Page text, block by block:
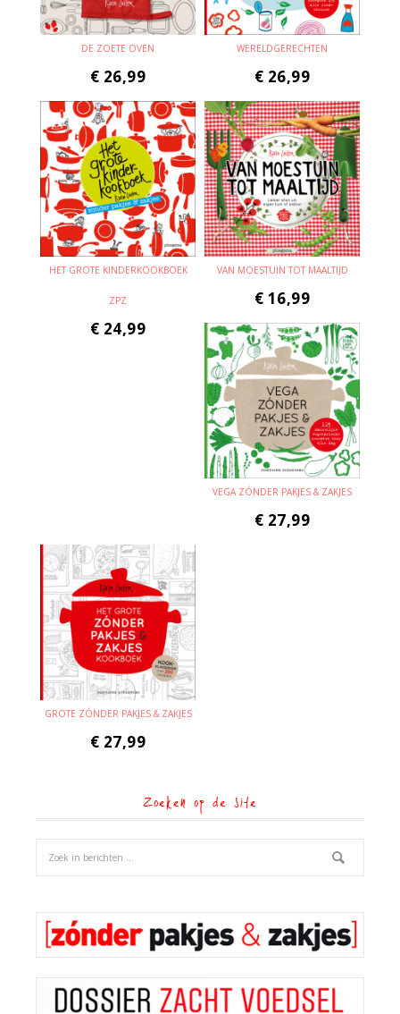
DE ZOETE OVEN
€ 26,99
WERELDGERECHTEN
€ 26,99
HET GROTE KINDERKOOKBOEK
ZPZ
€ 24,99
VAN MOESTUIN TOT MAALTIJD
€ 16,99
VEGA ZÓNDER PAKJES & ZAKJES
€ 27,99
GROTE ZÓNDER PAKJES & ZAKJES
€ 27,99
Zoeken op de site